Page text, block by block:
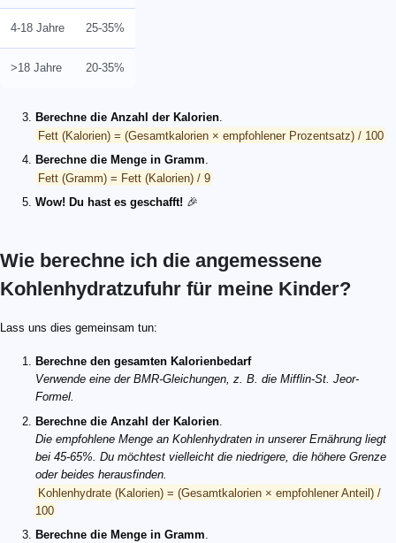
4-18 Jahre 25-35%
>18 Jahre 20-35%
Berechne die Anzahl der Kalorien.
Fett (Kalorien) = (Gesamtkalorien × empfohlener Prozentsatz) / 100
Berechne die Menge in Gramm.
Fett (Gramm) = Fett (Kalorien) / 9
Wow! Du hast es geschafft! 🎉
Wie berechne ich die angemessene
Kohlenhydratzufuhr für meine Kinder?
Lass uns dies gemeinsam tun:
Berechne den gesamten Kalorienbedarf
Verwende eine der BMR-Gleichungen, z. B. die Mifflin-St. Jeor-
Formel.
Berechne die Anzahl der Kalorien.
Die empfohlene Menge an Kohlenhydraten in unserer Ernährung liegt
bei 45-65%. Du möchtest vielleicht die niedrigere, die höhere Grenze
oder beides herausfinden.
Kohlenhydrate (Kalorien) = (Gesamtkalorien × empfohlener Anteil) /
100
Berechne die Menge in Gramm.